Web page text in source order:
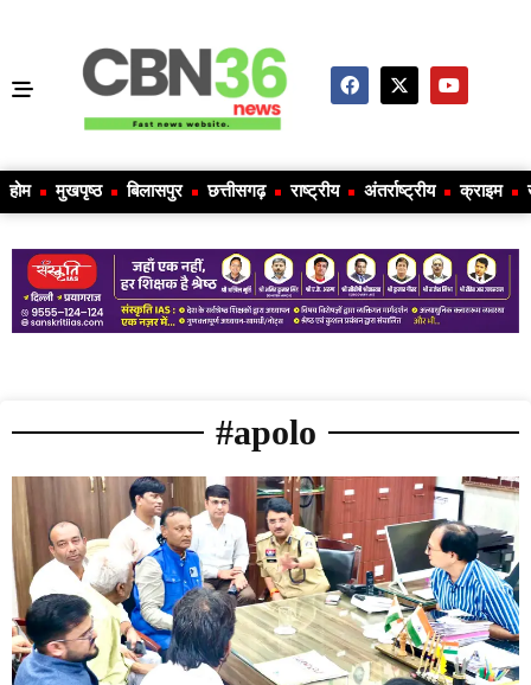
होम मुखपृष्ठ बिलासपुर छत्तीसगढ़ राष्ट्रीय अंतर्राष्ट्रीय क्राइम
#apolo